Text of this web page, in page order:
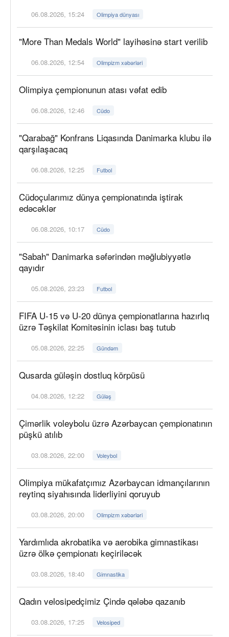
06.08.2026, 15:24 Olimpiya dünyası
"More Than Medals World" layihəsinə start verilib
06.08.2026, 12:54 Olimpizm xəbərləri
Olimpiya çempionunun atası vəfat edib
06.08.2026, 12:46 Cüdo
"Qarabağ" Konfrans Liqasında Danimarka klubu ilə
qarşılaşacaq
06.08.2026, 12:25 Futbol
Cüdoçularımız dünya çempionatında iştirak
edəcəklər
06.08.2026, 10:17 Cüdo
"Sabah" Danimarka səfərindən məğlubiyyətlə
qayıdır
05.08.2026, 23:23 Futbol
FIFA U-15 və U-20 dünya çempionatlarına hazırlıq
üzrə Təşkilat Komitəsinin iclası baş tutub
05.08.2026, 22:25 Gündəm
Qusarda güləşin dostluq körpüsü
04.08.2026, 12:22 Güləş
Çimərlik voleybolu üzrə Azərbaycan çempionatının
püşkü atılıb
03.08.2026, 22:00 Voleybol
Olimpiya mükafatçımız Azərbaycan idmançılarının
reytinq siyahısında liderliyini qoruyub
03.08.2026, 20:00 Olimpizm xəbərləri
Yardımlıda akrobatika və aerobika gimnastikası
üzrə ölkə çempionatı keçiriləcək
03.08.2026, 18:40 Gimnastika
Qadın velosipedçimiz Çində qələbə qazanıb
03.08.2026, 17:25 Velosiped